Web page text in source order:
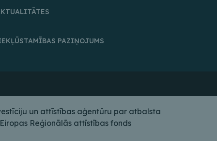
PAZIŅOJUMS
un attīstības aģentūru par atbalsta
Reģionālās attīstības fonds